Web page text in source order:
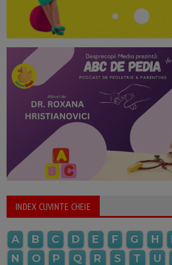
INDEX CUVINTE CHEIE
A B C D E F G H
N
O P Q R S T U